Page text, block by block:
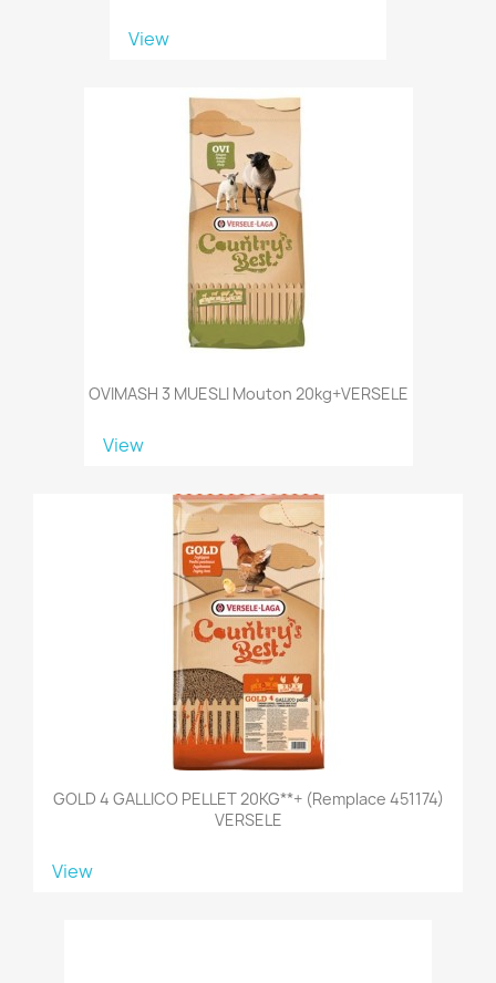
View
OVIMASH 3 MUESLI Mouton 20kg+VERSELE
View
GOLD 4 GALLICO PELLET 20KG**+ (remplace 451174)
VERSELE
View